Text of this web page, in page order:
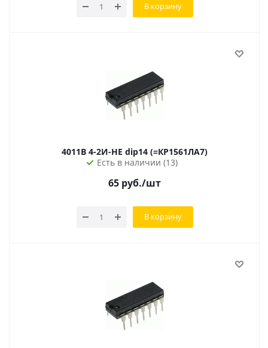
В корзину
4011B 4-2И-НЕ dip14 (=КР1561ЛА7)
Есть в наличии (13)
65 руб./шт
В корзину